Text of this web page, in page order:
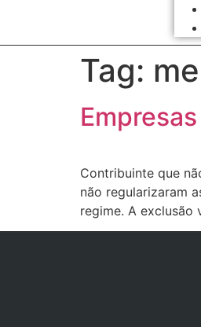
Tag:
Contribuinte que
não regularizaram
regime. A exclusão